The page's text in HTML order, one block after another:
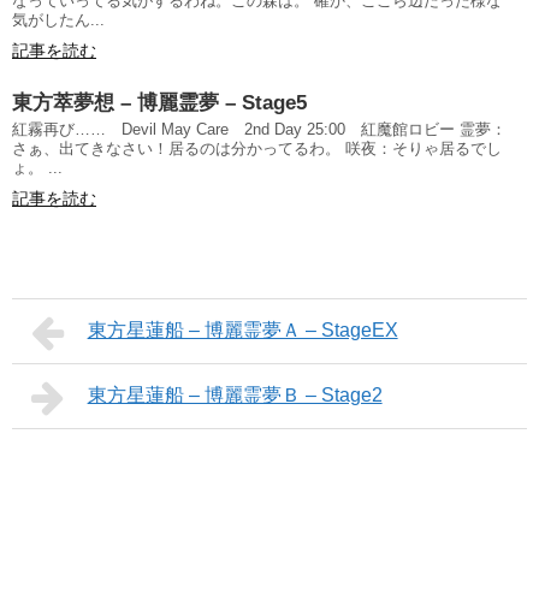
気がしたん...
記事を読む
東方萃夢想 – 博麗霊夢 – Stage5
紅霧再び…… Devil May Care 2nd Day 25:00 紅魔館ロビー 霊夢：
さぁ、出てきなさい！居るのは分かってるわ。 咲夜：そりゃ居るでし
ょ。 ...
記事を読む
東方星蓮船 – 博麗霊夢Ａ – StageEX
東方星蓮船 – 博麗霊夢Ｂ – Stage2